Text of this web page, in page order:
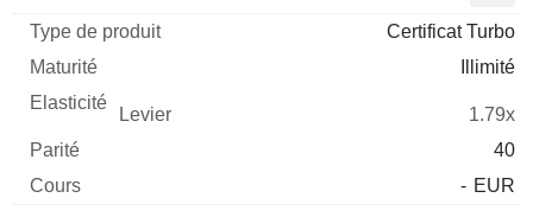
Certificat Turbo
Illimité
1.79x
40
- EUR